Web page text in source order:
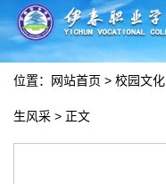
位置： 网站首页 > 校园文化
生风采 > 正文